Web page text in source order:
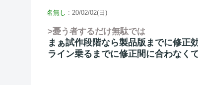
名無し : 20/02/02(日)
>憂う者するだけ無駄では
まぁ試作段階なら製品版までに修正
ライン乗るまでに修正間に合わなく